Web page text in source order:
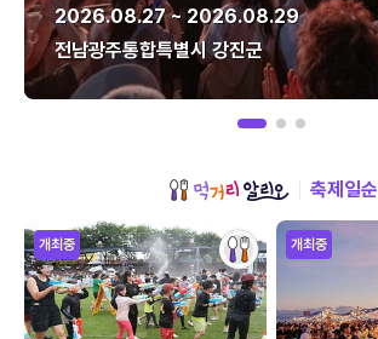
2026.08.27 ~ 2026.08.29
전남광주통합특별시 강진군
축제일순
개최중 개최중